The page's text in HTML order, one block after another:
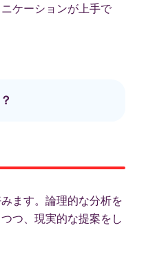
ケーションが上手で
ます。論理的な分析を
つ、現実的な提案をし